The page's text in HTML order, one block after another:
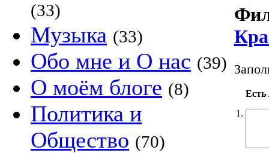
(33)
Музыка (33)
Обо мне и О нас (39)
О моём блоге (8)
Политика и
Общество (70)
1.
Есть